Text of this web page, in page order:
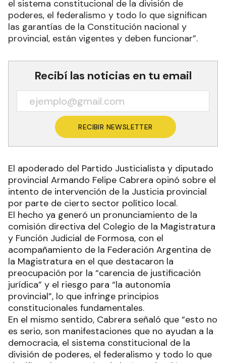
el sistema constitucional de la división de
poderes, el federalismo y todo lo que significan
las garantías de la Constitución nacional y
provincial, están vigentes y deben funcionar”.
Recibí las noticias en tu email
RECIBIR NEWSLETTER
El apoderado del Partido Justicialista y diputado
provincial Armando Felipe Cabrera opinó sobre el
intento de intervención de la Justicia provincial
por parte de cierto sector político local.
El hecho ya generó un pronunciamiento de la
comisión directiva del Colegio de la Magistratura
y Función Judicial de Formosa, con el
acompañamiento de la Federación Argentina de
la Magistratura en el que destacaron la
preocupación por la “carencia de justificación
jurídica” y el riesgo para “la autonomía
provincial”, lo que infringe principios
constitucionales fundamentales.
En el mismo sentido, Cabrera señaló que “esto no
es serio, son manifestaciones que no ayudan a la
democracia, el sistema constitucional de la
división de poderes, el federalismo y todo lo que